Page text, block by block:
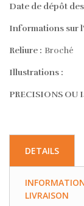
Date de dépôt
Informations sur
Reliure : Broché
Illustrations :
PRECISIONS OU
DETAILS
LIVRAISON